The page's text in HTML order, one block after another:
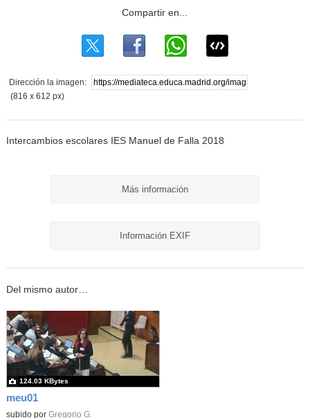
Dirección la imagen:
(816 x 612 px)
Intercambios escolares IES Manuel de Falla 2018
Más información
Información EXIF
Del mismo autor…
meu01
subido por Gregorio G.
124.03 KBytes